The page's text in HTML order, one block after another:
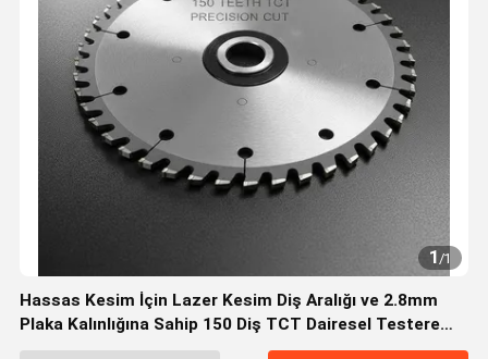
1/1
Hassas Kesim İçin Lazer Kesim Diş Aralığı ve 2.8mm
Plaka Kalınlığına Sahip 150 Diş TCT Dairesel Testere